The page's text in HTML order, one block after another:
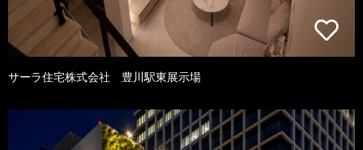
サーラ住宅株式会社 豊川駅東展示場